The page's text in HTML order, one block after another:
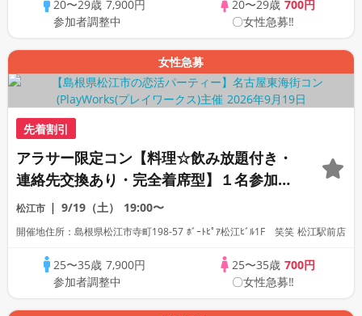
20〜29歳 7,900円
参加者調整中
20〜29歳 700円
〇女性急募‼
女性急募
先着割引
アラサー限定コン【料理☆飲み放題付き・
連絡先交換あり・完全着席型】１名参加多
数・初参加も大歓迎☆プレイワークス主催
☆
松江市 9/19（土） 19:00〜
開催地住所：島根県松江市寺町198-57 ﾎﾞｰﾄﾋﾟｱ松江ﾋﾞﾙ1F 笑笑 松江駅前店
25〜35歳 7,900円
参加者調整中
25〜35歳 700円
〇女性急募‼